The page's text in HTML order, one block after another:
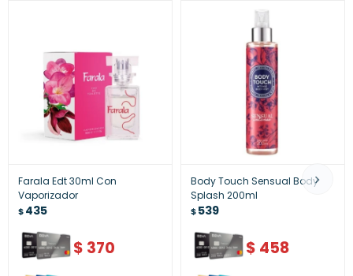
Farala Edt 30ml Con
Vaporizador
$435
$ 370
Body Touch Sensual Body
Splash 200ml
$539
$ 458